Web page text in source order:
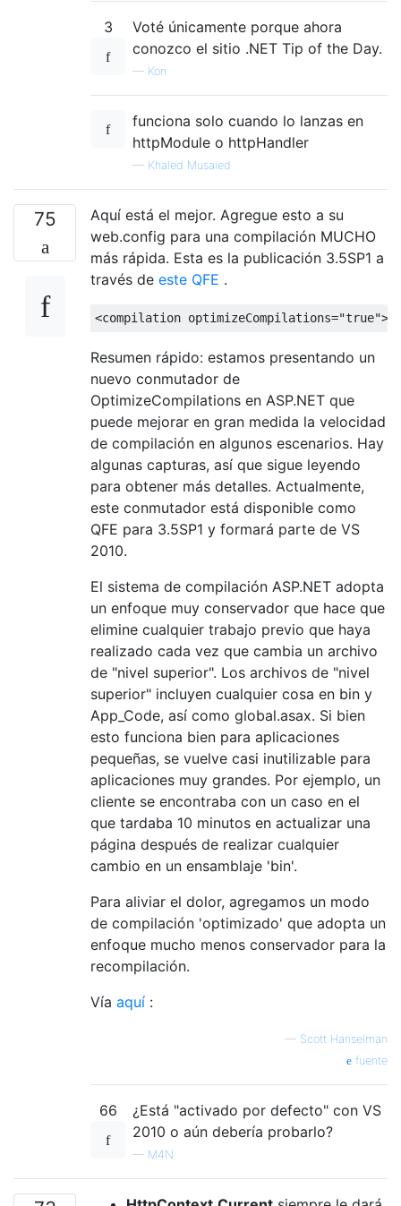
3
Voté únicamente porque ahora
conozco el sitio .NET Tip of the Day.
— Kon
funciona solo cuando lo lanzas en
httpModule o httpHandler
— Khaled Musaied
75
Aquí está el mejor. Agregue esto a su
web.config para una compilación MUCHO
más rápida. Esta es la publicación 3.5SP1 a
través de este QFE .
<compilation optimizeCompilations="true">
Resumen rápido: estamos presentando un
nuevo conmutador de
OptimizeCompilations en ASP.NET que
puede mejorar en gran medida la velocidad
de compilación en algunos escenarios. Hay
algunas capturas, así que sigue leyendo
para obtener más detalles. Actualmente,
este conmutador está disponible como
QFE para 3.5SP1 y formará parte de VS
2010.
El sistema de compilación ASP.NET adopta
un enfoque muy conservador que hace que
elimine cualquier trabajo previo que haya
realizado cada vez que cambia un archivo
de "nivel superior". Los archivos de "nivel
superior" incluyen cualquier cosa en bin y
App_Code, así como global.asax. Si bien
esto funciona bien para aplicaciones
pequeñas, se vuelve casi inutilizable para
aplicaciones muy grandes. Por ejemplo, un
cliente se encontraba con un caso en el
que tardaba 10 minutos en actualizar una
página después de realizar cualquier
cambio en un ensamblaje 'bin'.
Para aliviar el dolor, agregamos un modo
de compilación 'optimizado' que adopta un
enfoque mucho menos conservador para la
recompilación.
Vía aquí :
— Scott Hanselman
fuente
66
¿Está "activado por defecto" con VS
2010 o aún debería probarlo?
— M4N